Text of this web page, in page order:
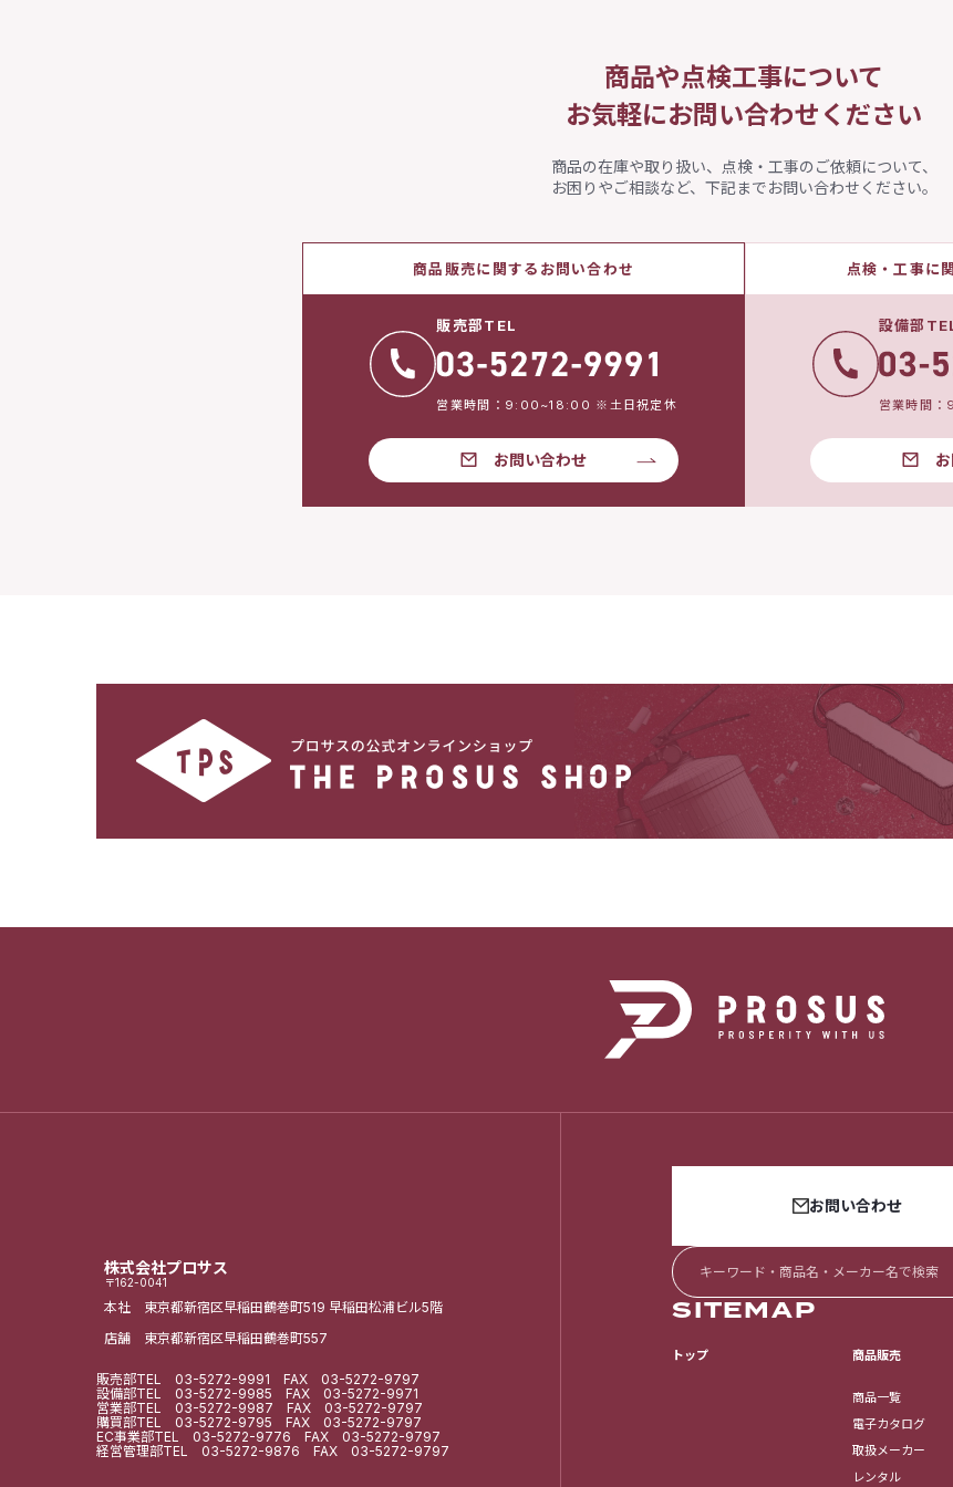
商品や点検工事について
お気軽にお問い合わせください
商品の在庫や取り扱い、点検・工事のご依頼について、
お困りやご相談など、下記までお問い合わせください。
商品販売に関するお問い合わせ
販売部TEL
営業時間：9:00~18:00 ※土日祝定休
お問い合わせ
点検・工事に
設備部
営業時間
株式会社プロサス
〒162-0041
本社 東京都新宿区早稲田鶴巻町519 早稲田松浦ビル5階
店舗 東京都新宿区早稲田鶴巻町557
販売部TEL 03-5272-9991 FAX 03-5272-9797
設備部TEL 03-5272-9985 FAX 03-5272-9971
営業部TEL 03-5272-9987 FAX 03-5272-9797
購買部TEL 03-5272-9795 FAX 03-5272-9797
EC事業部TEL 03-5272-9776 FAX 03-5272-9797
経営管理部TEL 03-5272-9876 FAX 03-5272-9797
お問い合わせ
SITEMAP
トップ 商品販売
商品一覧
電子カタログ
取扱メーカー
レンタル